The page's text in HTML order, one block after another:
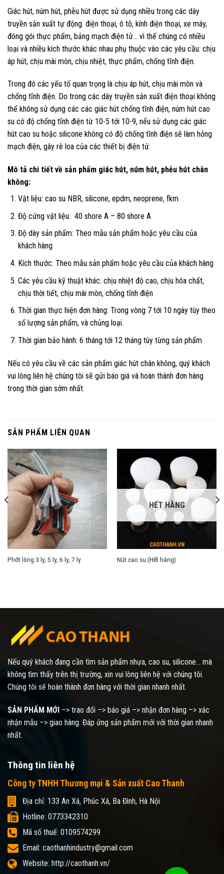
Giác hút, núm hút, phễu hút được sử dụng nhiều trong các dây
truyền sản xuất tự động: điện thoại, ô tô, kính điện thoại, xe máy,
đóng gói thực phẩm, bảng mạch điện tử… vì thế chúng có nhiều
loại và nhiều kích thước khác nhau phụ thuộc vào các yêu cầu: chịu
áp hút, chịu mài mòn, chịu nhiệt, thực phẩm, chống tĩnh điện.
Trong đó các yếu tố quan trọng là chịu áp hút, chịu mài mòn và
chống tĩnh điện. Do trong các dây truyền sản xuất điện thoại không
thể không sử dụng các các giác hút chống tĩnh điện, núm hút cao
su có độ chống tĩnh điện từ 10-5 tới 10-9, nếu sử dụng các giác
hút cao su hoặc silicone không có độ chống tĩnh điện sẽ làm hỏng
mạch điện, gây rè loa của các thiết bị điện tử.
Mô tả chi tiết về sản phẩm giác hút, núm hút, phễu hút chân
không:
Vật liệu: cao su NBR, silicone, epdm, neoprene, fkm
Độ cứng vật liệu: 40 shore A – 80 shore A
Độ dày sản phẩm: Theo mẫu sản phẩm hoặc yêu cầu của
khách hàng
Kích thước: Theo mẫu sản phẩm hoặc yêu cầu của khách hàng
Các yêu cầu kỹ thuật khác: chịu nhiệt độ cao, chịu hóa chất,
chịu thời tiết, chịu mài mòn, chống tĩnh điện
Thời gian thực hiện đơn hàng: Trong vòng 7 tới 10 ngày tùy theo
số lượng sản phẩm, và chủng loại.
Thời gian bảo hành: 6 tháng tới 12 tháng tùy từng sản phẩm
Nếu có yêu cầu về các sản phẩm giác hút chân không, quý khách
vui lòng liên hệ chúng tôi sẽ gửi báo giá và hoàn thành đơn hàng
trong thời gian sớm nhất.
SẢN PHẨM LIÊN QUAN
Phớt lông 3 ly, 5 ly, 6 ly, 7 ly
HẾT HÀNG
Nút cao su (Hết hàng)
Nếu quý khách đang cần tìm sản phẩm nhựa, cao su, silicone... mà
không tìm thấy trên thị trường, xin vui lòng liên hệ với chúng tôi.
Chúng tôi sẽ hoàn thành đơn hàng với thời gian nhanh nhất.
SẢN PHẨM MỚI –> trao đổi –> báo giá –> nhận đơn hàng –> xác
nhận mẫu –> giao hàng. Đáp ứng sản phẩm mới với thời gian nhanh
nhất.
Thông tin liên hệ
Công ty TNHH Thương mại & Sản xuất Cao Thanh
Địa chỉ: 133 An Xá, Phúc Xá, Ba Đình, Hà Nội
Hotline: 0773342310
Mã số thuế: 0109574299
Email: caothanhindustry@gmail.com
Website: http://caothanh.vn/